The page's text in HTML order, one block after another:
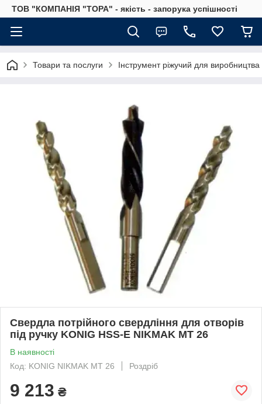
ТОВ "КОМПАНІЯ "ТОРА" - якість - запорука успішності
Товари та послуги Інструмент ріжучий для виробництва
Свердла потрійного свердління для отворів
під ручку KONIG HSS-E NIKMAK MT 26
В наявності
Код: KONIG NIKMAK MT 26
Роздріб
9 213 ₴